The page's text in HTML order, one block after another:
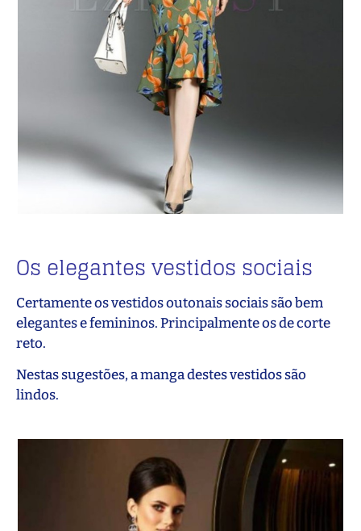
Os elegantes vestidos sociais
Certamente os vestidos outonais sociais são bem
elegantes e femininos. Principalmente os de corte
reto.
Nestas sugestões, a manga destes vestidos são
lindos.